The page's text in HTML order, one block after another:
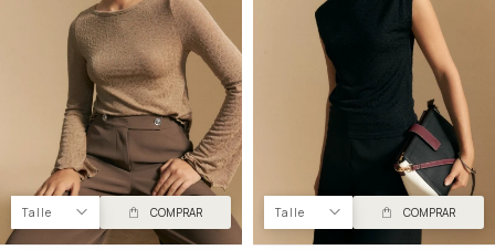
Talle COMPRAR Talle COMPRAR